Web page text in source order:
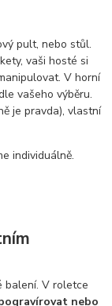
pult, nebo stůl.
vaši hosté si
V horní
vašeho výběru.
je pravda), vlastní
individuálně.
balení. V roletce
nebo